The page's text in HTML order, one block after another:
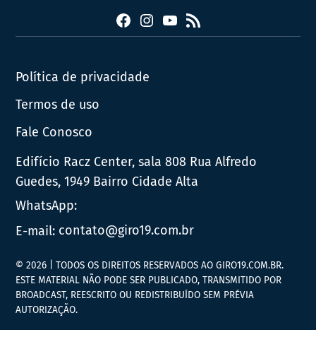
FacebookInstagram
YouTube
RSS
Política de privacidade
Termos de uso
Fale Conosco
Edifício Racz Center, sala 808 Rua Alfredo
Guedes, 1949 Bairro Cidade Alta
WhatsApp:
E-mail: contato@giro19.com.br
© 2026 | TODOS OS DIREITOS RESERVADOS AO GIRO19.COM.BR.
ESTE MATERIAL NÃO PODE SER PUBLICADO, TRANSMITIDO POR
BROADCAST, REESCRITO OU REDISTRIBUÍDO SEM PRÉVIA
AUTORIZAÇÃO.